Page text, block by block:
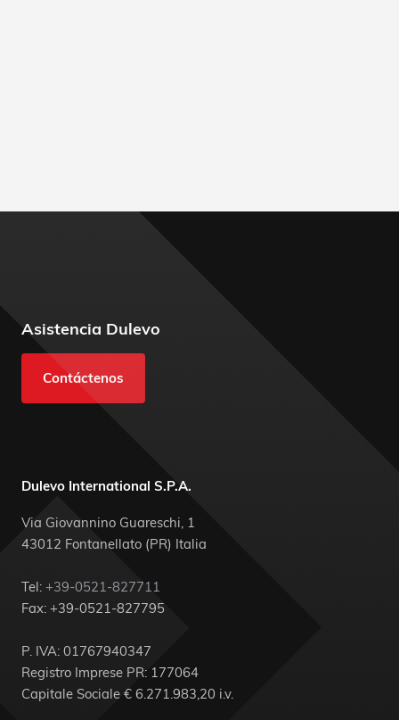
Asistencia Dulevo
Contáctenos
Dulevo International S.P.A.
Via Giovannino Guareschi, 1
43012 Fontanellato (PR) Italia
Tel: +39-0521-827711
Fax: +39-0521-827795
P. IVA: 01767940347
Registro Imprese PR: 177064
Capitale Sociale € 6.271.983,20 i.v.